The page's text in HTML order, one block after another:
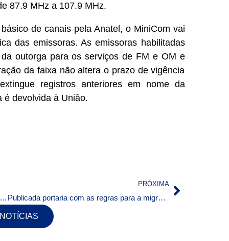
87.9 MHz a 107.9 MHz.
de canais pela Anatel, o MiniCom vai
das emissoras. As emissoras habilitadas
outorga para os serviços de FM e OM e
da faixa não altera o prazo de vigência
registros anteriores em nome da
é devolvida à União.
Secretaria de Direitos Humanos conclui relatório sobre violência contra jornalistas
PRÓXIMA
Publicada portaria com as regras para a migração das emissoras de rádio AM